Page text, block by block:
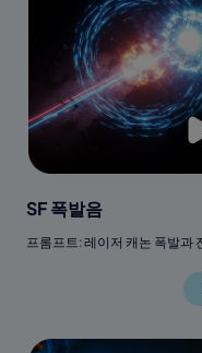
SF 폭발음
프롬프트: 레이저 캐논 폭발과